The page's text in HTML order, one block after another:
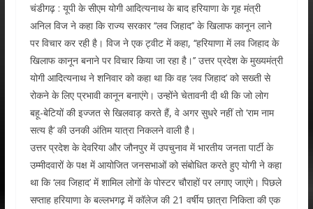
चंडीगढ़ : यूपी के सीएम योगी आदित्यनाथ के बाद हरियाणा के गृह मंत्री
अनिल विज ने कहा कि राज्य सरकार ‘‘लव जिहाद’’ के खिलाफ कानून लाने
पर विचार कर रही है। विज ने एक ट्वीट में कहा, ‘‘हरियाणा में लव जिहाद के
खिलाफ कानून बनाने पर विचार किया जा रहा है।’’ उत्तर प्रदेश के मुख्यमंत्री
योगी आदित्यनाथ ने शनिवार को कहा था कि वह ‘लव जिहाद’ को सख्‍ती से
रोकने के लिए प्रभावी कानून बनाएंगे। उन्‍होंने चेतावनी दी थी कि जो लोग
बहू-बेटियों की इज्‍जत से खिलवाड़ करते हैं, वे अगर सुधरे नहीं तो ‘राम नाम
सत्‍य है’ की उनकी अंतिम यात्रा निकलने वाली है।
उत्तर प्रदेश के देवरिया और जौनपुर में उपचुनाव में भारतीय जनता पार्टी के
उम्‍मीदवारों के पक्ष में आयोजित जनसभाओं को संबोधित करते हुए योगी ने कहा
था कि ‘लव जिहाद’ में शामिल लोगों के पोस्‍टर चौराहों पर लगाए जाएंगे। पिछले
सप्ताह हरियाणा के बल्लभगढ़ में कॉलेज की 21 वर्षीय छात्रा निकिता की एक